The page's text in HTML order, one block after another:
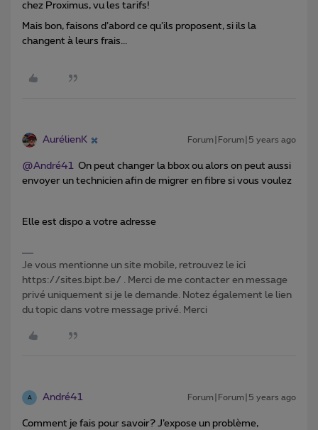
chez Proximus, vu les tarifs!
Mais bon, faisons d’abord ce qu’ils proposent, si ils la
changent à leurs frais...
AurélienK Forum|Forum|5 years ago
@André41 On peut changer la bbox ou alors on peut aussi
envoyer un technicien afin de migrer en fibre si vous voulez
Elle est dispo a votre adresse
Je vous mentionne un site mobile, retrouvez le ici
https://sites.bipt.be/ . Merci de me contacter en message
privé uniquement si je le demande. Notez également le lien
du topic dans votre message privé. Merci
A André41 Forum|Forum|5 years ago
Comment je fais pour savoir? J’expose un problème,